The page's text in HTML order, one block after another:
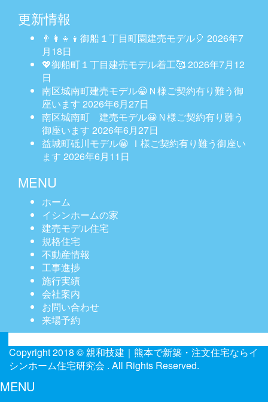
更新情報
👨‍👩‍👧‍👦御船１丁目町園建売モデル🎈 2026年7
月18日
💖御船町１丁目建売モデル着工🥰2026年7月12
日
南区城南町建売モデル😀Ｎ様ご契約有り難う御
座います 2026年6月27日
南区城南町 建売モデル😀Ｎ様ご契約有り難う
御座います 2026年6月27日
益城町砥川モデル😀 Ｉ様ご契約有り難う御座い
ます 2026年6月11日
MENU
ホーム
イシンホームの家
建売モデル住宅
規格住宅
不動産情報
工事進捗
施行実績
会社案内
お問い合わせ
来場予約
Copyright 2018 ©親和技建｜熊本で新築・注文住宅ならイ
シンホーム住宅研究会 . All Rights Reserved.
MENU